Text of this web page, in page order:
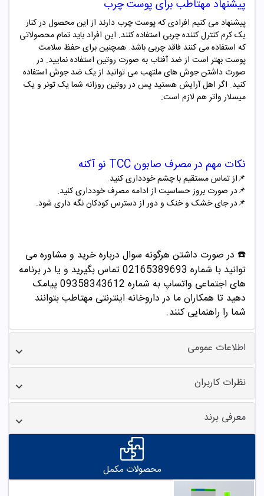
پیشنهاد مهتاطب برای پوست چرب
پیشنهاد می کنیم افرادی که پوست چرب دارند از این محصول در کنار
یک کرم کنترل کننده چربی استفاده کنند. این افراد باید تمام محصولاتی
که استفاده می کنند فاقد چربی باشد. همچنین برای حفظ سلامت
پوست بهتر است از ضد آفتاب به صورت روتین استفاده نمایید. در
صورت داشتن جوش های ملتهب می توانید از یک ضد جوش استفاده
کنید. اگر اهل آرایش هستید پس در روتین روزانه شما یک تونر و یک
میسلار واتر هم لازم است.
نکات مهم در مصرف صابون TCC نو آکنه
📌از تماس مستقیم با چشم خودداری کنید.
📌در صورت بروز حساسیت از ادامه مصرف خودداری کنید.
📌در جای خشک و خنک و دور از دسترس کودکان نگه داری شود.
☎️ در صورت داشتن هرگونه سوال درباره خرید و مشاوره می
توانید با شماره 02165389693 تماس بگیرید و یا در برنامه
های اجتماعی واتساپ به شماره 09358343612 پیامک
دهید تا همکاران ما در داروخانه اینترنتی مهتاطب بتوانند
شما را راهنمایی کنند.
اطلاعات عمومی
نظرات کاربران
معرفی برند
محصولات مکمل